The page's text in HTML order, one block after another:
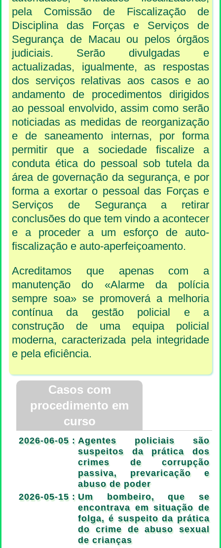
pela Comissão de Fiscalização de
Disciplina das Forças e Serviços de
Segurança de Macau ou pelos órgãos
judiciais. Serão divulgadas e
actualizadas, igualmente, as respostas
dos serviços relativas aos casos e ao
andamento de procedimentos dirigidos
ao pessoal envolvido, assim como serão
noticiadas as medidas de reorganização
e de saneamento internas, por forma
permitir que a sociedade fiscalize a
conduta ética do pessoal sob tutela da
área de governação da segurança, e por
forma a exortar o pessoal das Forças e
Serviços de Segurança a retirar
conclusões do que tem vindo a acontecer
e a proceder a um esforço de auto-
fiscalização e auto-aperfeiçoamento.
Acreditamos que apenas com a
manutenção do «Alarme da polícia
sempre soa» se promoverá a melhoria
contínua da gestão policial e a
construção de uma equipa policial
moderna, caracterizada pela integridade
e pela eficiência.
Casos com
procedimento em
curso
2026-06-05 : Agentes policiais são
suspeitos da prática dos
crimes de corrupção
passiva, prevaricação e
abuso de poder
2026-05-15 : Um bombeiro, que se
encontrava em situação de
folga, é suspeito da prática
do crime de abuso sexual
de crianças